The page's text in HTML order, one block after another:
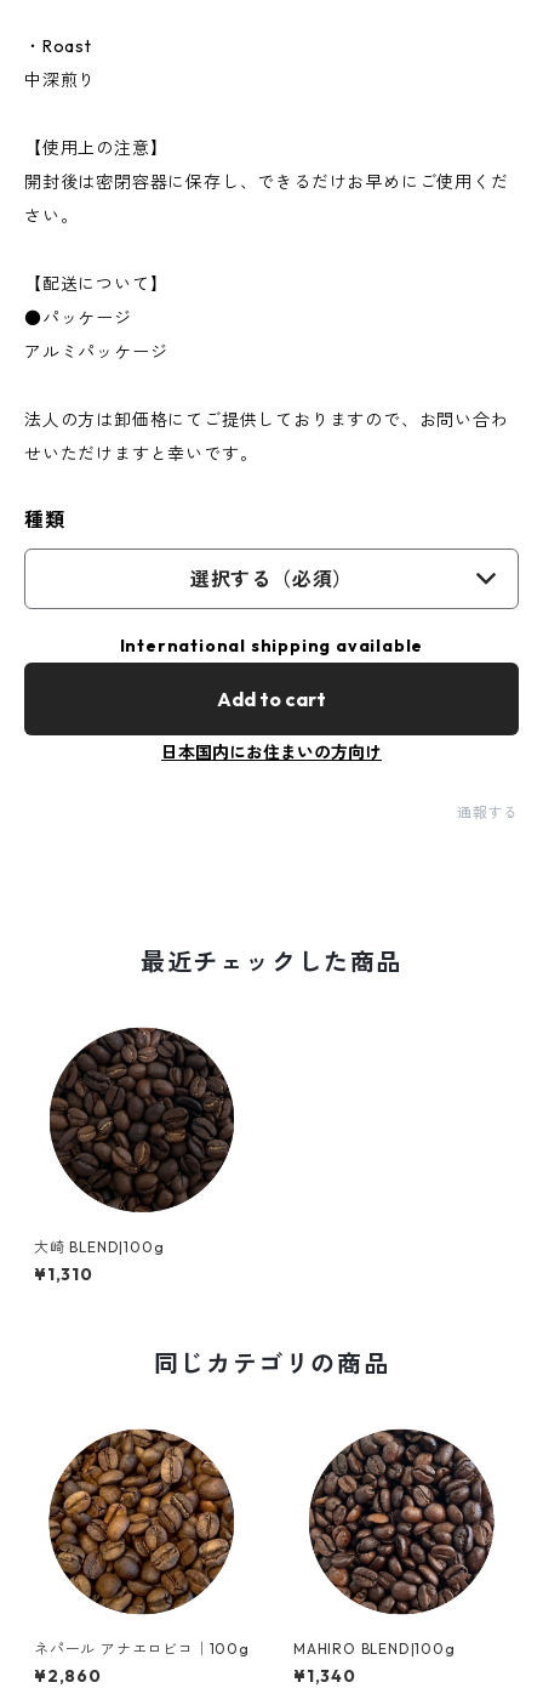
・Roast
中深煎り
【使用上の注意】
開封後は密閉容器に保存し、できるだけお早めにご使用くだ
さい。
【配送について】
●パッケージ
アルミパッケージ
法人の方は卸価格にてご提供しておりますので、お問い合わ
せいただけますと幸いです。
種類
選択する（必須）
International shipping available
Add to cart
日本国内にお住まいの方向け
通報する
最近チェックした商品
大崎 BLEND|100g
¥1,310
同じカテゴリの商品
ネパール アナエロビコ｜100g
¥2,860
MAHIRO BLEND|100g
¥1,340